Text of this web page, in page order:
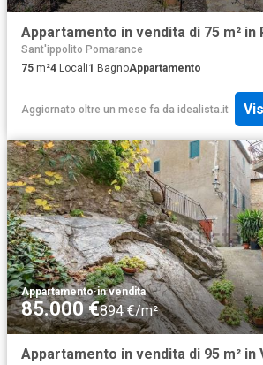
Sant'ippolito Pomarance
75 m²4 Locali1 BagnoAppartamento
Aggiornato oltre un mese fa da idealista.it
Appartamento·in vendita
85.000 €894 €/m²
Appartamento in vendita di 95 m² in